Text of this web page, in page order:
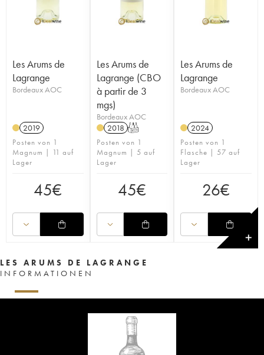
Les Arums de
Lagrange
Bordeaux AOC
2019
Posten von 1
Magnum | 11 auf
Lager
45€
Les Arums de
Lagrange (CBO
à partir de 3
mgs)
Bordeaux AOC
2018 T
Posten von 1
Magnum | 5 auf
Lager
45€
Les Arums de
Lagrange
Bordeaux AOC
2024
Posten von 1
Flasche | 57 auf
Lager
26€
✕
LES ARUMS DE LAGRANGE
INFORMATIONEN